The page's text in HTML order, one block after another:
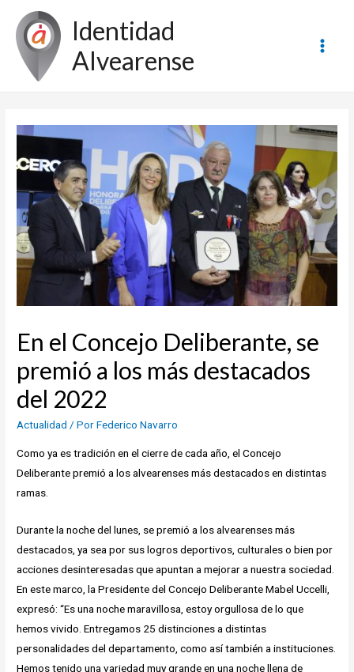
contenido
Identidad
Alvearense
En el Concejo Deliberante, se
premió a los más destacados
del 2022
Actualidad / PorFederico Navarro
Como ya es tradición en el cierre de cada año, el Concejo
Deliberante premió a los alvearenses más destacados en distintas
ramas.
Durante la noche del lunes, se premió a los alvearenses más
destacados, ya sea por sus logros deportivos, culturales o bien por
acciones desinteresadas que apuntan a mejorar a nuestra sociedad.
En este marco, la Presidente del Concejo Deliberante Mabel Uccelli,
expresó: “Es una noche maravillosa, estoy orgullosa de lo que
hemos vivido. Entregamos 25 distinciones a distintas
personalidades del departamento, como así también a instituciones.
Hemos tenido una variedad muy grande en una noche llena de